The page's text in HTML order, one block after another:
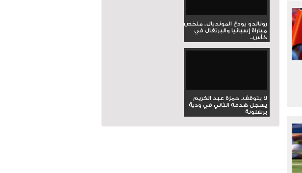
رونالدو يودع المونديال.. ملخص
مباراة إسبانيا والبرتغال في
كأس...
لا يتوقف.. حمزة عبد الكريم
يسجل هدفه الثاني في ودية
برشلونة